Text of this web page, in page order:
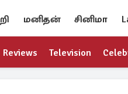
மனிதன் சினிமா
Reviews Television